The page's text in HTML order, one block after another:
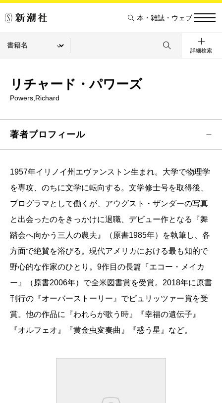
本・雑誌・ウェブ
詳細検索
リチャード・パワーズ
Powers,Richard
著者プロフィール
1957年イリノイ州エヴァンストン生まれ。大学で物理学
を専攻、のちに文学に転向する。文学修士号を取得後、
プログラマとして働くが、アウグスト・ザンダーの写真
と出会ったのをきっかけに退職、デビュー作となる『舞
踏会へ向かう三人の農夫』（原書1985年）を執筆し、各
方面で絶賛を浴びる。現代アメリカにおける最も知的で
野心的な作家のひとり。9作目の長篇『エコー・メイカ
ー』（原書2006年）で全米図書賞を受賞。2018年に原書
刊行の『オーバーストーリー』でピュリッツァー賞を受
賞。他の作品に『われらが歌う時』『幸福の遺伝子』
『オルフェオ』『黄金虫変奏曲』『惑う星』など。